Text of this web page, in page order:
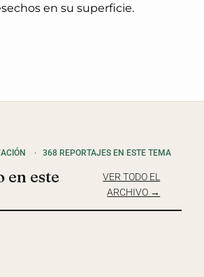
en su superficie.
· 368 REPORTAJES EN ESTE TEMA
en este
VER TODO EL
ARCHIVO →